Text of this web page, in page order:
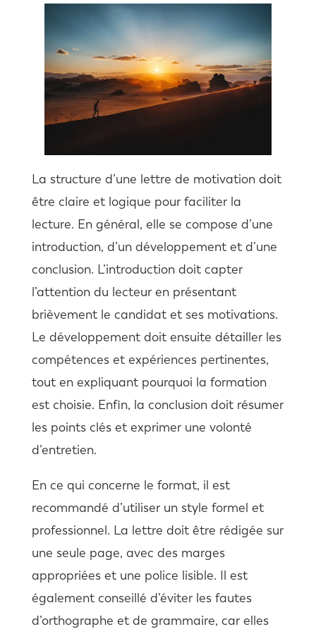
La structure d’une lettre de motivation doit
être claire et logique pour faciliter la
lecture. En général, elle se compose d’une
introduction, d’un développement et d’une
conclusion. L’introduction doit capter
l’attention du lecteur en présentant
brièvement le candidat et ses motivations.
Le développement doit ensuite détailler les
compétences et expériences pertinentes,
tout en expliquant pourquoi la formation
est choisie. Enfin, la conclusion doit résumer
les points clés et exprimer une volonté
d’entretien.
En ce qui concerne le format, il est
recommandé d’utiliser un style formel et
professionnel. La lettre doit être rédigée sur
une seule page, avec des marges
appropriées et une police lisible. Il est
également conseillé d’éviter les fautes
d’orthographe et de grammaire, car elles